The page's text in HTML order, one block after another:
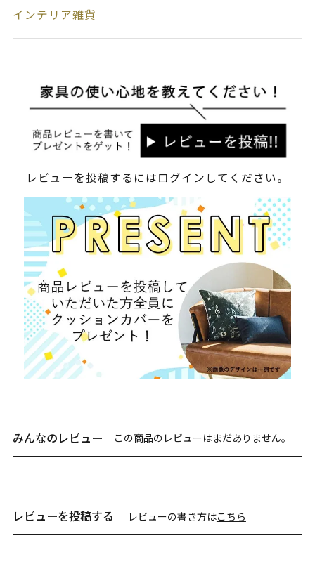
インテリア雑貨
レビューを投稿するにはログイン してください。
みんなのレビュー この商品のレビューはまだありません。
レビューを投稿する レビューの書き方はこちら